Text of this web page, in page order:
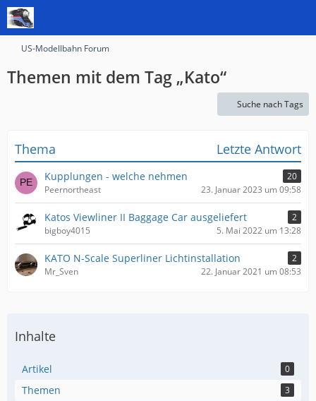
US-Modellbahn Forum
Themen mit dem Tag „Kato“
Suche nach Tags
Thema Letzte Antwort
Kupplungen - welche nehmen
20
Peernortheast
23. Januar 2023 um 09:58
Katos Viewliner II Baggage Car ausgeliefert
2
bigboy4015
5. Mai 2022 um 13:28
KATO N-Scale Superliner Lichtinstallation
2
Mr_Sven
22. Januar 2021 um 08:53
Inhalte
Artikel 0
Themen 3